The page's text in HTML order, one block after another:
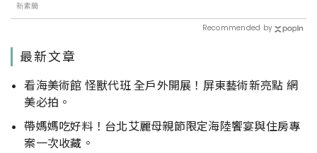
新素簡
Recommended by
最新文章
看海美術館 怪獸代班 全戶外開展！屏東藝術新亮點 網
美必拍。
帶媽媽吃好料！台北艾麗母親節限定海陸饗宴與住房專
案一次收藏。